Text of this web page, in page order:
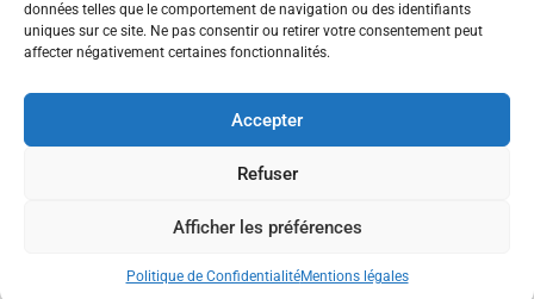
données telles que le comportement de navigation ou des identifiants
uniques sur ce site. Ne pas consentir ou retirer votre consentement peut
affecter négativement certaines fonctionnalités.
Accepter
Refuser
Afficher les préférences
Politique de ConfidentialitéMentions légales
•Contact